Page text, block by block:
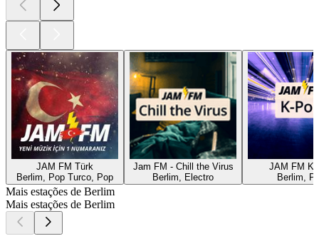
JAM FM Türk
Berlim, Pop Turco, Pop
Jam FM - Chill the Virus
Berlim, Electro
JAM FM K-
Berlim,
Mais estações de Berlim
Mais estações de Berlim